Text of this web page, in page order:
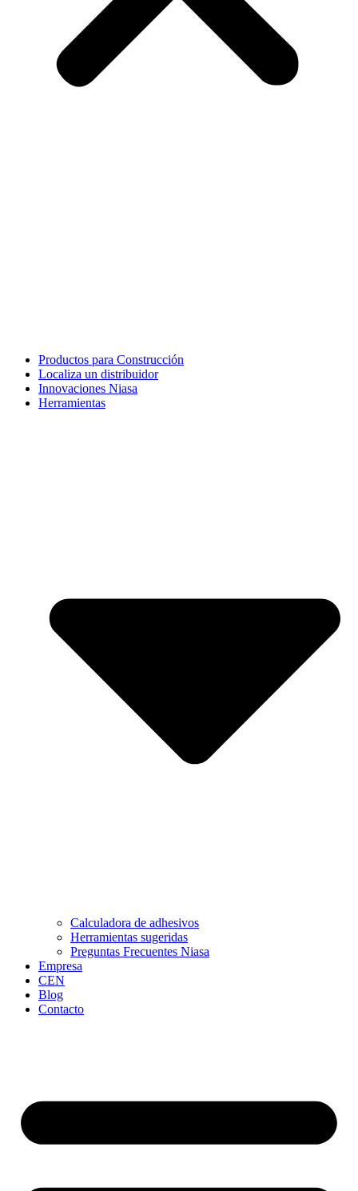
Productos para Construcción
Localiza un distribuidor
Innovaciones Niasa
Herramientas
Calculadora de adhesivos
Herramientas sugeridas
Preguntas Frecuentes Niasa
Empresa
CEN
Blog
Contacto